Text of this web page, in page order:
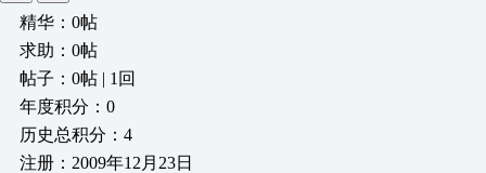
精华：0帖
求助：0帖
帖子：0帖 | 1回
年度积分：0
历史总积分：4
注册：2009年12月23日